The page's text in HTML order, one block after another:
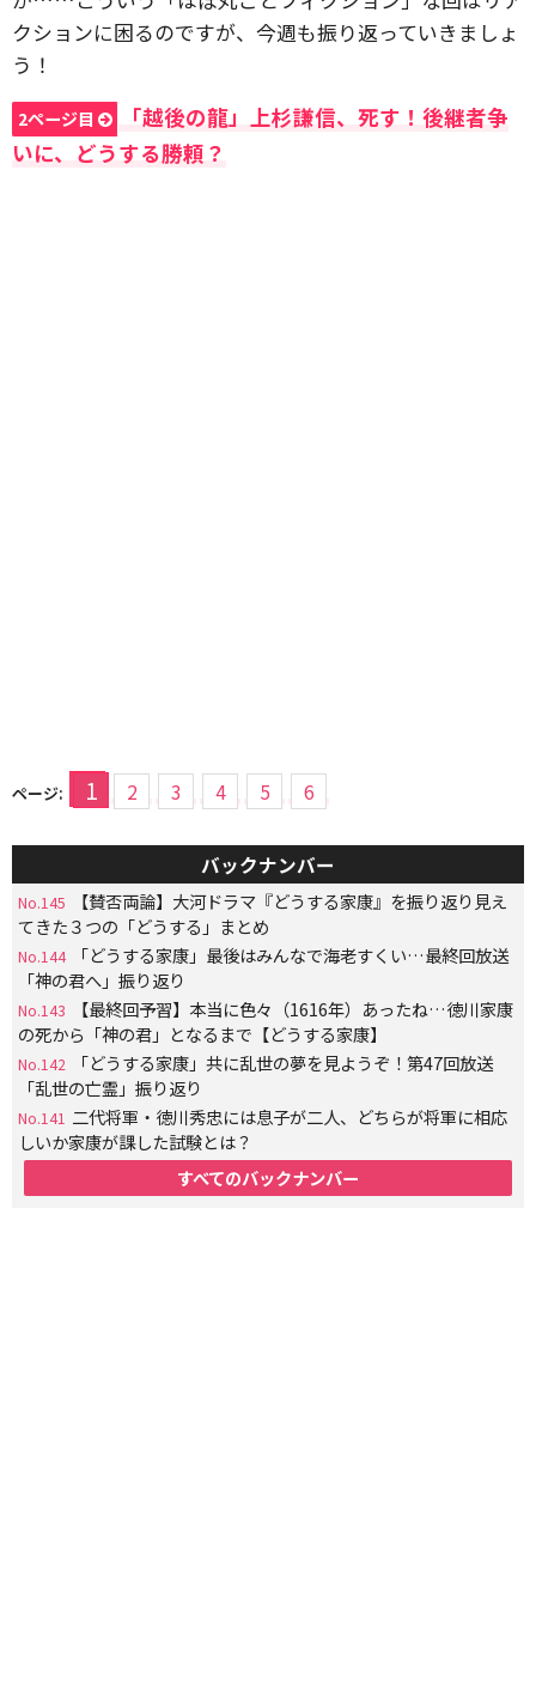
クションに困るのですが、今週も振り返っていきましょ
う！
2ページ目
「越後の龍」上杉謙信、死す！後継者争
いに、どうする勝頼？
ページ: 1 2 3 4 5 6
バックナンバー
No.145
【賛否両論】大河ドラマ『どうする家康』を振り返り見え
てきた３つの「どうする」まとめ
No.144
「どうする家康」最後はみんなで海老すくい…最終回放送
「神の君へ」振り返り
No.143
【最終回予習】本当に色々（1616年）あったね…徳川家康
の死から「神の君」となるまで【どうする家康】
No.142
「どうする家康」共に乱世の夢を見ようぞ！第47回放送
「乱世の亡霊」振り返り
No.141 二代将軍・徳川秀忠には息子が二人、どちらが将軍に相応
しいか家康が課した試験とは？
すべてのバックナンバー